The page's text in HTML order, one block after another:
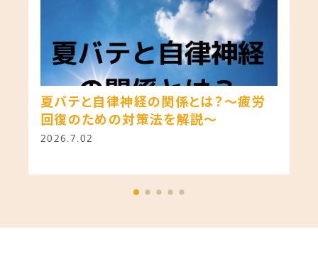
夏バテと自律神経の関係とは？～疲労
回復のための対策法を解説～
2026.7.02